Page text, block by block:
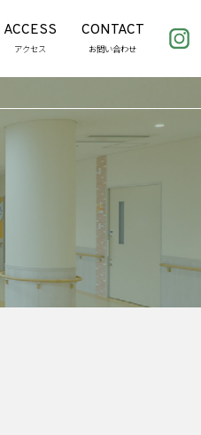
ACCESS
アクセス
CONTACT
お問い合わせ